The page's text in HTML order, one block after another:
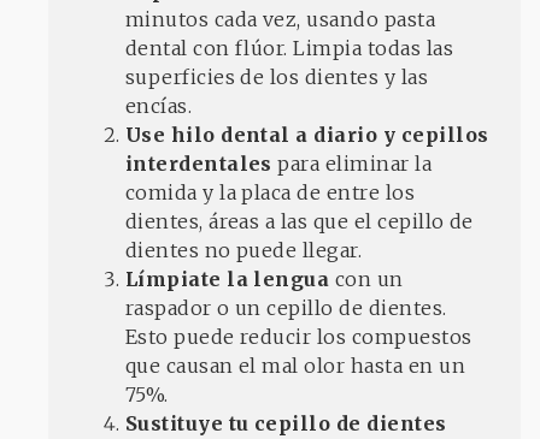
minutos cada vez, usando pasta
dental con flúor. Limpia todas las
superficies de los dientes y las
encías.
Use hilo dental a diario y cepillos
interdentales para eliminar la
comida y la placa de entre los
dientes, áreas a las que el cepillo de
dientes no puede llegar.
Límpiate la lengua con un
raspador o un cepillo de dientes.
Esto puede reducir los compuestos
que causan el mal olor hasta en un
75%.
Sustituye tu cepillo de dientes